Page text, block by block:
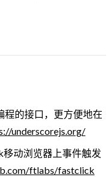
程的接口，更方便地在
underscorejs.org/
动浏览器上事件触发
ftlabs/fastclick